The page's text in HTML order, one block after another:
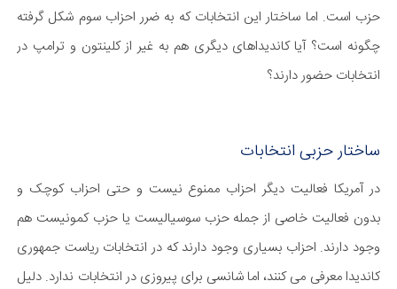
حزب است. اما ساختار این انتخابات که به ضرر احزاب سوم شکل گرفته
چگونه است؟ آیا کاندیداهای دیگری هم به غیر از کلینتون و ترامپ در
انتخابات حضور دارند؟
ساختار حزبی انتخابات
در آمریکا فعالیت دیگر احزاب ممنوع نیست و حتی احزاب کوچک و
بدون فعالیت خاصی از جمله حزب سوسیالیست یا حزب کمونیست هم
وجود دارند. احزاب بسیاری وجود دارند که در انتخابات ریاست جمهوری
کاندیدا معرفی می کنند، اما شانسی برای پیروزی در انتخابات ندارد. دلیل